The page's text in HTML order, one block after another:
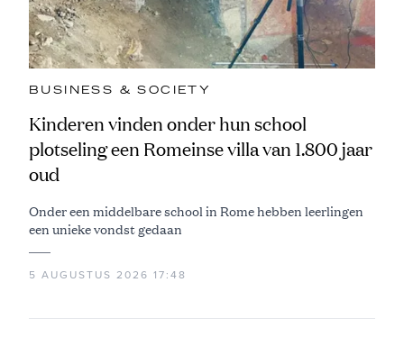
BUSINESS & SOCIETY
Kinderen vinden onder hun school
plotseling een Romeinse villa van 1.800 jaar
oud
Onder een middelbare school in Rome hebben leerlingen
een unieke vondst gedaan
5 AUGUSTUS 2026 17:48